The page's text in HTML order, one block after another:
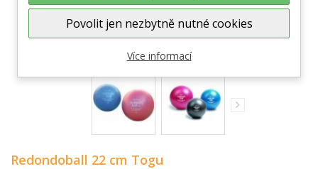
Zobrazit větší
Redondoball 22 cm Togu
Povolit jen nezbytně nutné cookies
Více informací